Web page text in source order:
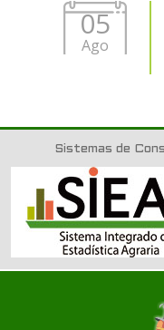
05
Ago
Sistemas de